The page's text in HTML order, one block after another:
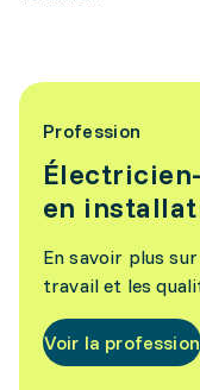
Profession
en
En savoir plus
travail et les
Voir la profession